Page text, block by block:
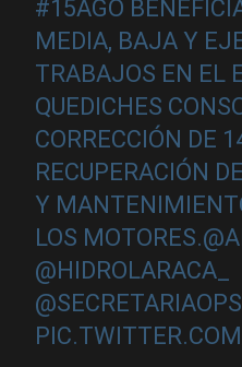
#15AGO
MEDIA, BAJA Y
TRABAJOS EN EL
QUEDICHES
CORRECCIÓN DE
RECUPERACIÓN
Y
LOS MOTORES.
@HIDROLARACA_